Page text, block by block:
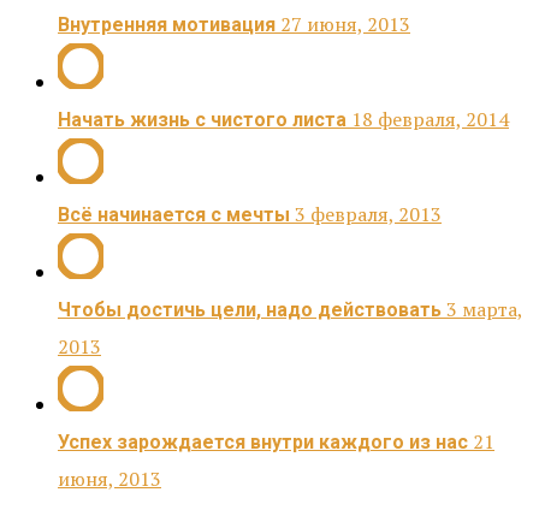
Внутренняя мотивация 27 июня, 2013
Начать жизнь с чистого листа 18 февраля, 2014
Всё начинается с мечты 3 февраля, 2013
Чтобы достичь цели, надо действовать 3 марта,
2013
Успех зарождается внутри каждого из нас 21
июня, 2013